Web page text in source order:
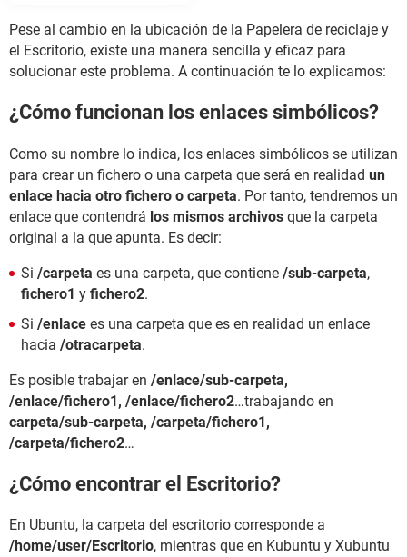
Pese al cambio en la ubicación de la Papelera de reciclaje y
el Escritorio, existe una manera sencilla y eficaz para
solucionar este problema. A continuación te lo explicamos:
¿Cómo funcionan los enlaces simbólicos?
Como su nombre lo indica, los enlaces simbólicos se utilizan
para crear un fichero o una carpeta que será en realidad un
enlace hacia otro fichero o carpeta. Por tanto, tendremos un
enlace que contendrá los mismos archivos que la carpeta
original a la que apunta. Es decir:
Si /carpeta es una carpeta, que contiene /sub-carpeta,
fichero1 y fichero2.
Si /enlace es una carpeta que es en realidad un enlace
hacia /otracarpeta.
Es posible trabajar en /enlace/sub-carpeta,
/enlace/fichero1, /enlace/fichero2…trabajando en
carpeta/sub-carpeta, /carpeta/fichero1,
/carpeta/fichero2…
¿Cómo encontrar el Escritorio?
En Ubuntu, la carpeta del escritorio corresponde a
/home/user/Escritorio, mientras que en Kubuntu y Xubuntu